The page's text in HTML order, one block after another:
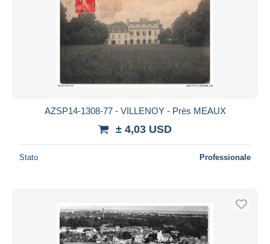
AZSP14-1308-77 - VILLENOY - Près MEAUX
± 4,03 USD
Stato Professionale